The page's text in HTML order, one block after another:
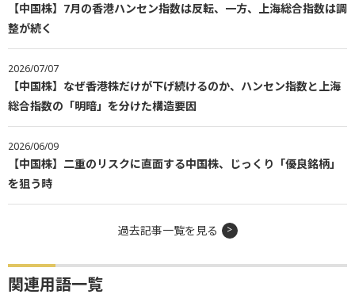
【中国株】7月の香港ハンセン指数は反転、一方、上海総合指数は調
整が続く
2026/07/07
【中国株】なぜ香港株だけが下げ続けるのか、ハンセン指数と上海
総合指数の「明暗」を分けた構造要因
2026/06/09
【中国株】二重のリスクに直面する中国株、じっくり「優良銘柄」
を狙う時
過去記事一覧を見る
関連用語一覧